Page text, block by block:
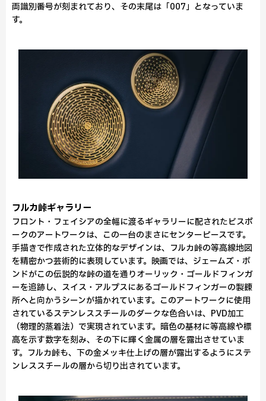
両識別番号が刻まれており、その末尾は「007」となっていま
す。
フルカ峠ギャラリー
フロント・フェイシアの全幅に渡るギャラリーに配されたビスポ
ークのアートワークは、この一台のまさにセンターピースです。
手描きで作成された立体的なデザインは、フルカ峠の等高線地図
を精密かつ芸術的に表現しています。映画では、ジェームズ・ボ
ンドがこの伝説的な峠の道を通りオーリック・ゴールドフィンガ
ーを追跡し、スイス・アルプスにあるゴールドフィンガーの製錬
所へと向かうシーンが描かれています。このアートワークに使用
されているステンレススチールのダークな色合いは、PVD加工
（物理的蒸着法）で実現されています。暗色の基材に等高線や標
高を示す数字を刻み、その下に輝く金属の層を露出させていま
す。フルカ峠も、下の金メッキ仕上げの層が露出するようにステ
ンレススチールの層から切り出されています。